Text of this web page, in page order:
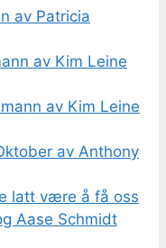
av Patricia
av Kim Leine
av Kim Leine
av Anthony
latt være å få oss
Aase Schmidt